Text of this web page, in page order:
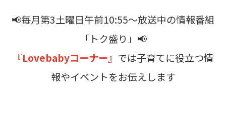
📢毎月第3土曜日午前10:55～放送中の情報番組
「トク盛り」📢
『Lovebabyコーナー』 では子育てに役立つ情
報やイベントをお伝えします